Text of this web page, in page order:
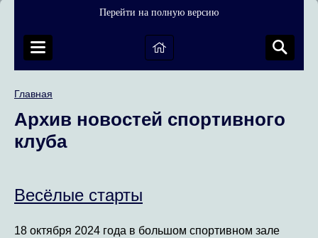
Перейти на полную версию
Главная
Архив новостей спортивного
клуба
Весёлые старты
18 октября 2024 года в большом спортивном зале